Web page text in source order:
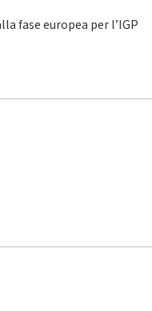
fase europea per l’IGP